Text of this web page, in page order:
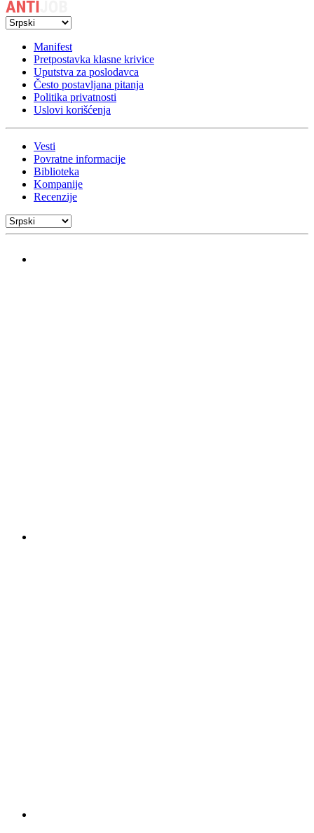
Manifest
Pretpostavka klasne krivice
Uputstva za poslodavca
Često postavljana pitanja
Politika privatnosti
Uslovi korišćenja
Vesti
Povratne informacije
Biblioteka
Kompanije
Recenzije